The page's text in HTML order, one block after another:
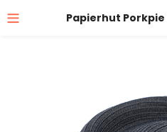
Papierhut